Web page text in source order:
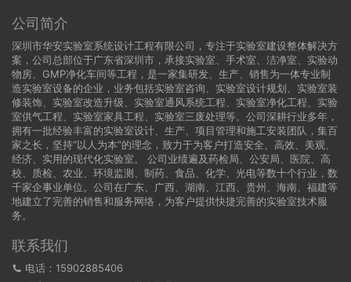
公司简介
深圳市华安实验室系统设计工程有限公司，专注于实验室建设整体解决方
案，公司总部位于广东省深圳市，承接实验室、手术室、洁净室、实验动
物房、GMP净化车间等工程，是一家集研发、生产、销售为一体专业制
造实验室设备的企业，业务包括实验室咨询、实验室设计规划、实验室装
修装饰、实验室改造升级、实验室通风系统工程、实验室净化工程、实验
室供气工程、实验室家具工程、实验室三废处理等。公司深耕行业多年，
拥有一批经验丰富的实验室设计、生产、项目管理和施工安装团队，集百
家之长，坚持“以人为本”的理念，致力于为客户打造安全、高效、美观、
经济、实用的现代化实验室。 公司业绩遍及药检局、公安局、医院、高
校、质检、农业、环境监测、制药、食品、化学、光电等数十个行业，数
千家企事业单位。公司在广东、广西、湖南、江西、贵州、海南、福建等
地建立了完善的销售和服务网络，为客户提供快捷完善的实验室技术服
务。
联系我们
电话：15902885406